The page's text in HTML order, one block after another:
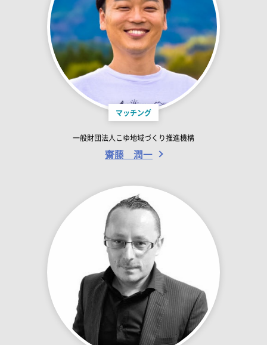
マッチング
一般財団法人こゆ地域づくり推進機構
齋藤 潤一